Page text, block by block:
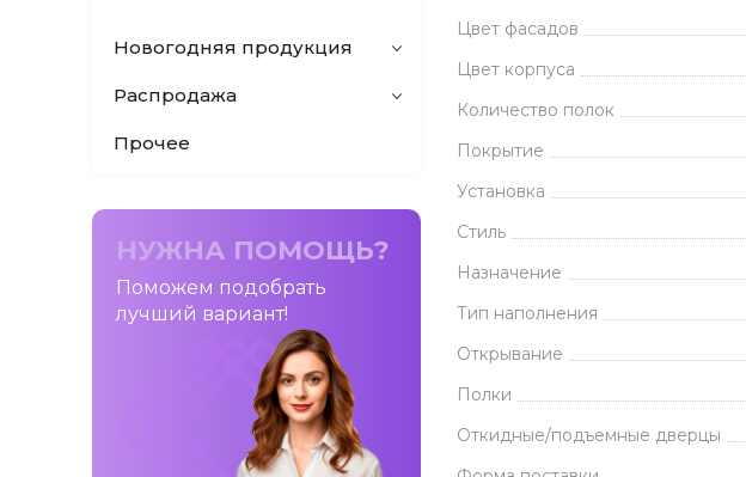
Новогодняя продукция
Распродажа
Прочее
НУЖНА ПОМОЩЬ?
Поможем подобрать
лучший вариант!
Цвет фасадов
Цвет корпуса
Количество полок
Покрытие
Установка
Стиль
Назначение
Тип наполнения
Открывание
Полки
Откидные/подъемные дверцы